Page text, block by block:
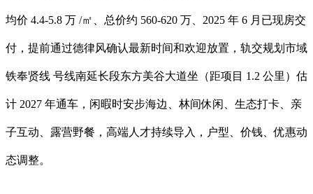
均价 4.4-5.8 万 /㎡、总价约 560-620 万、2025 年 6 月已现房交
付，提前通过德律风确认最新时间和欢迎放置，轨交规划市域
铁奉贤线 号线南延长段东方美谷大道坐（距项目 1.2 公里）估
计 2027 年通车，闲暇时安步海边、林间休闲、生态打卡、亲
子互动、露营野餐，高端人才持续导入，户型、价钱、优惠动
态调整。